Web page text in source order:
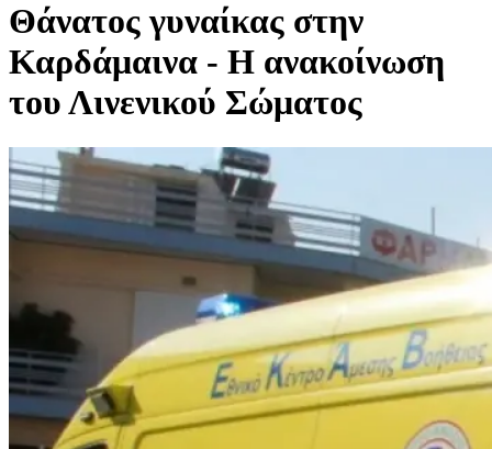
Θάνατος γυναίκας στην
Καρδάμαινα - Η ανακοίνωση
του Λινενικού Σώματος